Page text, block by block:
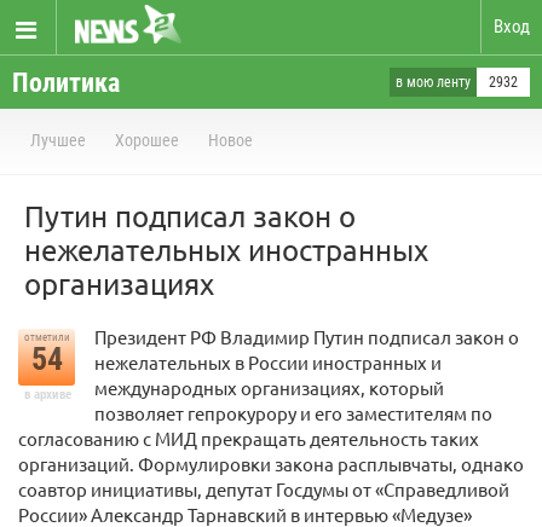
Вход
Политика в мою ленту 2932
Лучшее Хорошее Новое
Путин подписал закон о
нежелательных иностранных
организациях
отметили
54
в архиве
Президент РФ Владимир Путин подписал закон о
нежелательных в России иностранных и
международных организациях, который
позволяет гепрокурору и его заместителям по
согласованию с МИД прекращать деятельность таких
организаций. Формулировки закона расплывчаты, однако
соавтор инициативы, депутат Госдумы от «Справедливой
России» Александр Тарнавский в интервью «Медузе»